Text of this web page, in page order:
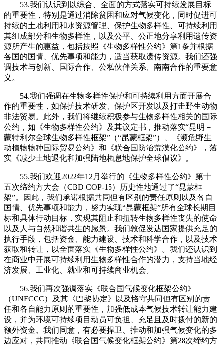
53.我们认识到以综合、全面的方式落实可持续发展目标
的重要性，特别是通过消除贫困和应对气候变化，同时促进可
持续的土地利用和水资源管理、保护生物多样性、可持续利用
其组成部分和生物多样性，以及公平、公正地分享利用遗传资
源所产生的惠益，包括按照《生物多样性公约》第1条并根据
各国的国情、优先事项和能力，适当获取遗传资源。我们还强
调技术与创新、国际合作、公私伙伴关系、南南合作的重要意
义。
54.我们强调在生物多样性保护和可持续利用方面开展合
作的重要性，如保护技术研发、保护区开发以及打击野生动物
非法贸易。此外，我们将继续积极参与生物多样性相关的国际
公约，如《生物多样性公约》及其议定书，推动落实“昆明－
蒙特利尔全球生物多样性框架”（“昆蒙框架”）、《濒危野生
动植物物种国际贸易公约》和《联合国防治荒漠化公约》，落
实《减少土地退化和加强陆地栖息地保护全球倡议》。
55.我们欢迎2022年12月举行的《生物多样性公约》第十
五次缔约方大会（CBD COP-15）历史性地通过了“昆蒙框
架”。因此，我们承诺根据共同但有区别的责任原则以及各自
国情、优先事项和能力，努力实现“昆蒙框架”所有全球长期目
标和具体行动目标，实现其阻止和扭转生物多样性丧失的使命
以及人与自然和谐共生的愿景。我们敦促发达国家提供充足的
执行手段，包括资金、能力建设、技术和科学合作，以及技术
获取和转让，以全面落实《生物多样性公约》。我们还认识到
在商业中开展可持续利用生物多样性合作的潜力，支持当地经
济发展、工业化、就业和可持续商业机会。
56.我们再次强调落实《联合国气候变化框架公约》
（UNFCCC）及其《巴黎协定》以及恪守共同但有区别的责
任和各自能力原则的重要性，加强低成本气候技术转让能力建
设，并为环境可持续项目动员可负担、充足且及时拨付的新的
额外资金。我们同意，有必要捍卫、推动和加强气候变化的多
边应对，共同推动《联合国气候变化框架公约》第28次缔约方